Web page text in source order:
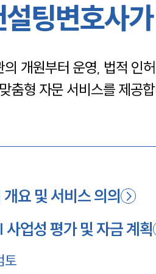
팅변호사
의 개원부터 운영, 법적 인
춤형 자문 서비스를 제공
요 및 서비스 의의
사업성 평가 및 자금 계획
토